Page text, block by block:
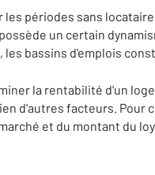
les périodes sans
un certain
les bassins d'emplois
la rentabilité d'un
d'autres facteurs. Pour
et du montant du